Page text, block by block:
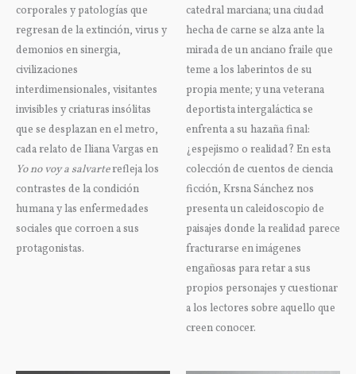
corporales y patologías que
regresan de la extinción, virus y
demonios en sinergia,
civilizaciones
interdimensionales, visitantes
invisibles y criaturas insólitas
que se desplazan en el metro,
cada relato de Iliana Vargas en
Yo no voy a salvarterefleja los
contrastes de la condición
humana y las enfermedades
sociales que corroen a sus
protagonistas.
catedral marciana; una ciudad
hecha de carne se alza ante la
mirada de un anciano fraile que
teme a los laberintos de su
propia mente; y una veterana
deportista intergaláctica se
enfrenta a su hazaña final:
¿espejismo o realidad? En esta
colección de cuentos de ciencia
ficción, Krsna Sánchez nos
presenta un caleidoscopio de
paisajes donde la realidad parece
fracturarse en imágenes
engañosas para retar a sus
propios personajes y cuestionar
a los lectores sobre aquello que
creen conocer.